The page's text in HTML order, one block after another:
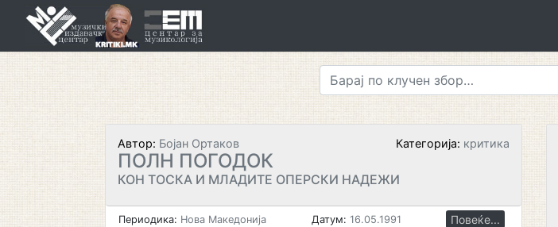
Автор: Бојан Ортаков Категорија: критика
ПОЛН ПОГОДОК
КОН ТОСКА И МЛАДИТЕ ОПЕРСКИ НАДЕЖИ
Периодика: Нова Македонија Датум: 16.05.1991 Повеќе...